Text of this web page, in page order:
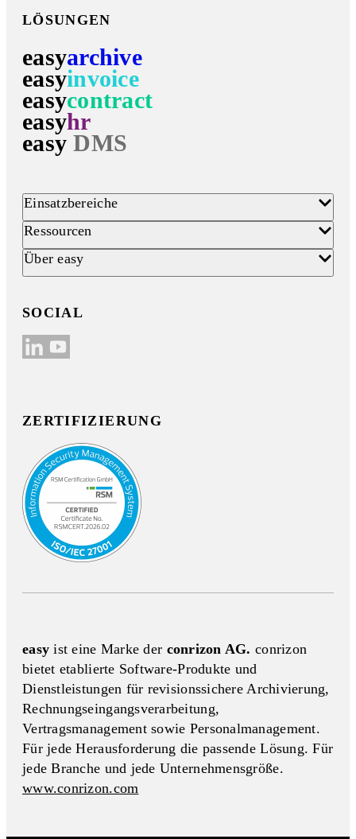
LÖSUNGEN
easyarchive
easyinvoice
easycontract
easyhr
easy DMS
Einsatzbereiche
Ressourcen
Über easy
SOCIAL
ZERTIFIZIERUNG
easyist eine Marke der conrizon AG. conrizon
bietet etablierte Software-Produkte und
Dienstleistungen für revisionssichere Archivierung,
Rechnungseingangs­verarbeitung,
Vertragsmanagement sowie Personalmanagement.
Für jede Herausforderung die passende Lösung. Für
jede Branche und jede Unternehmensgröße.
www.conrizon.com